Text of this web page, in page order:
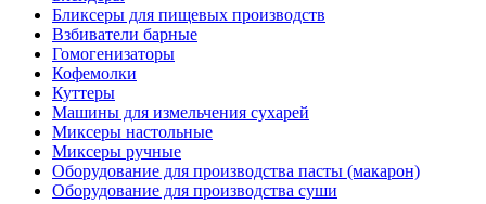
Бликсеры для пищевых производств
Взбиватели барные
Гомогенизаторы
Кофемолки
Куттеры
Машины для измельчения сухарей
Миксеры настольные
Миксеры ручные
Оборудование для производства пасты (макарон)
Оборудование для производства суши